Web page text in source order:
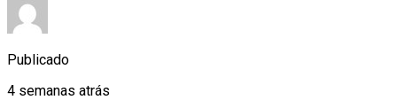
Publicado
4 semanas atrás